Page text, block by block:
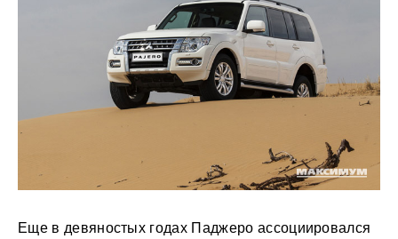
Еще в девяностых годах Паджеро ассоциировался